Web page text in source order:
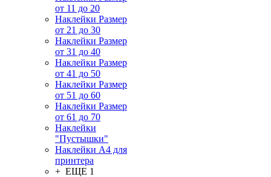
от 11 до 20
Наклейки Размер
от 21 до 30
Наклейки Размер
от 31 до 40
Наклейки Размер
от 41 до 50
Наклейки Размер
от 51 до 60
Наклейки Размер
от 61 до 70
Наклейки
"Пустышки"
Наклейки А4 для
принтера
+ ЕЩЕ 1